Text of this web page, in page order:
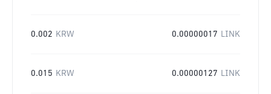
0.002 KRW 0.00000017 LINK
0.015 KRW 0.00000127 LINK